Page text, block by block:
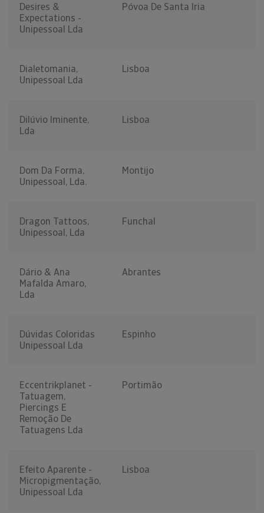
Desires &
Expectations -
Unipessoal Lda
Póvoa De Santa Iria
Dialetomania,
Unipessoal Lda
Lisboa
Dilúvio Iminente,
Lda
Lisboa
Dom Da Forma,
Unipessoal, Lda.
Montijo
Dragon Tattoos,
Unipessoal, Lda
Funchal
Dário & Ana
Mafalda Amaro,
Lda
Abrantes
Dúvidas Coloridas
Unipessoal Lda
Espinho
Eccentrikplanet -
Tatuagem,
Piercings E
Remoção De
Tatuagens Lda
Portimão
Efeito Aparente -
Micropigmentação,
Unipessoal Lda
Lisboa